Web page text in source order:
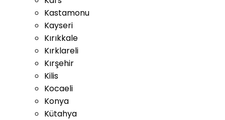
Kastamonu
Kayseri
Kırıkkale
Kırklareli
Kırşehir
Kilis
Kocaeli
Konya
Kütahya